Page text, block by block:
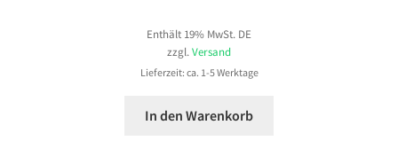
Enthält 19% MwSt. DE
zzgl.Versand
Lieferzeit: ca. 1-5 Werktage
In den Warenkorb